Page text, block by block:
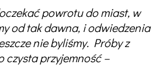
powrotu do miast, w
od tak dawna, i odwiedzenia
nie byliśmy. Próby z
czysta przyjemność –